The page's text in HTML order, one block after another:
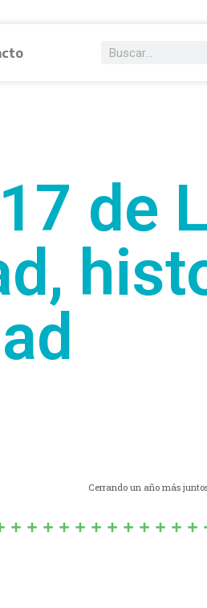
de
Cerrando un año más